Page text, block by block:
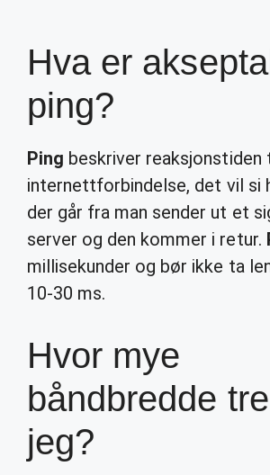
Hva er
ping?
Ping beskriver reaksjonstiden
internettforbindelse, det vil si
der går fra man sender ut et
server og den kommer i retur.
millisekunder og bør ikke ta
10-30 ms.
Hvor mye
båndbredde
jeg?